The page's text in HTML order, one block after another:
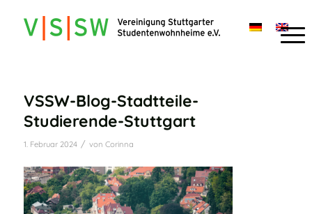
VSSW-Blog-Stadtteile-
Studierende-Stuttgart
1. Februar 2024 / von Corinna